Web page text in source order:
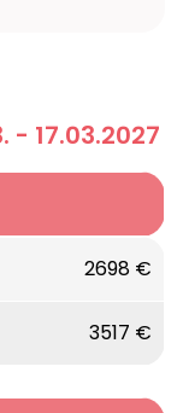
- 17.03.2027
2698 €
3517 €